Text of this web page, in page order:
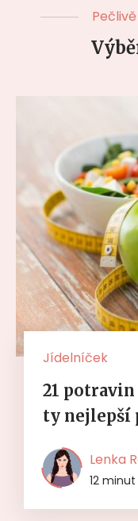
Jídelníček
21
ty nejlepší
Lenka
12